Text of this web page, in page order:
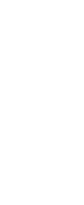
reserva
todas